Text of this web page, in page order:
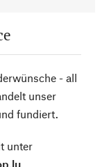
- all
unser
fundiert.
unter